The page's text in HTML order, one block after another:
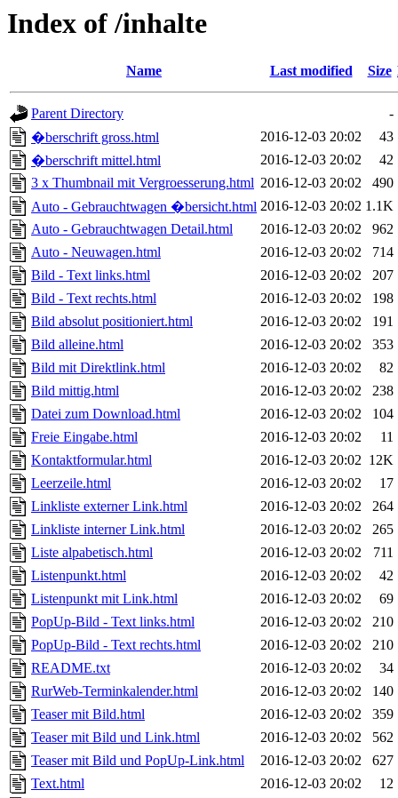
Index of /inhalte
Name Last modified Size
Parent Directory
-
�berschrift gross.html
2016-12-03 20:02
43
�berschrift mittel.html
2016-12-03 20:02
42
3 x Thumbnail mit Vergroesserung.html 2016-12-03 20:02
490
Auto - Gebrauchtwagen �bersicht.html 2016-12-03 20:02 1.1K
Auto - Gebrauchtwagen Detail.html
2016-12-03 20:02
962
Auto - Neuwagen.html
2016-12-03 20:02
714
Bild - Text links.html
2016-12-03 20:02
207
Bild - Text rechts.html
2016-12-03 20:02
198
Bild absolut positioniert.html
2016-12-03 20:02
191
Bild alleine.html
2016-12-03 20:02
353
Bild mit Direktlink.html
2016-12-03 20:02
82
Bild mittig.html
2016-12-03 20:02
238
Datei zum Download.html
2016-12-03 20:02
104
Freie Eingabe.html
2016-12-03 20:02
11
Kontaktformular.html
2016-12-03 20:02 12K
Leerzeile.html
2016-12-03 20:02
17
Linkliste externer Link.html
2016-12-03 20:02
264
Linkliste interner Link.html
2016-12-03 20:02
265
Liste alpabetisch.html
2016-12-03 20:02
711
Listenpunkt.html
2016-12-03 20:02
42
Listenpunkt mit Link.html
2016-12-03 20:02
69
PopUp-Bild - Text links.html
2016-12-03 20:02
210
PopUp-Bild - Text rechts.html
2016-12-03 20:02
210
README.txt
2016-12-03 20:02
34
RurWeb-Terminkalender.html
2016-12-03 20:02
140
Teaser mit Bild.html
2016-12-03 20:02
359
Teaser mit Bild und Link.html
2016-12-03 20:02
562
Teaser mit Bild und PopUp-Link.html
2016-12-03 20:02
627
Text.html
2016-12-03 20:02
12